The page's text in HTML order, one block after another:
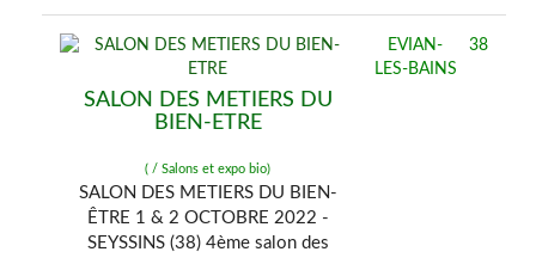
SALON DES METIERS DU
BIEN-ETRE
( / Salons et expo bio)
SALON DES METIERS DU BIEN-
ÊTRE 1 & 2 OCTOBRE 2022 -
SEYSSINS (38) 4ème salon des
EVIAN-
LES-BAINS
38